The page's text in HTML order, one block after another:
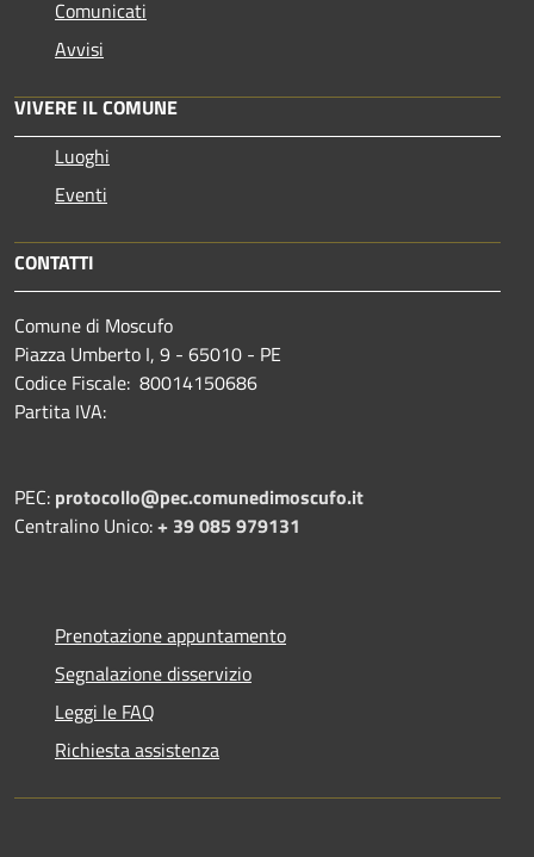
Comunicati
Avvisi
VIVERE IL COMUNE
Luoghi
Eventi
CONTATTI
Comune di Moscufo
Piazza Umberto I, 9 - 65010 - PE
Codice Fiscale: 80014150686
Partita IVA:
PEC: protocollo@pec.comunedimoscufo.it
Centralino Unico:+ 39 085 979131
Prenotazione appuntamento
Segnalazione disservizio
Leggi le FAQ
Richiesta assistenza